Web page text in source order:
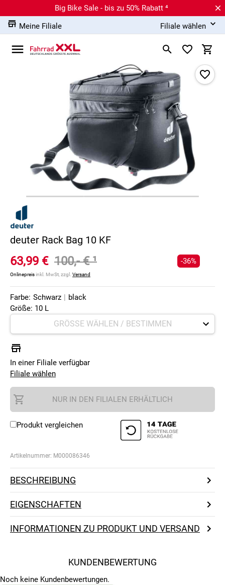
Big Bike Sale - bis zu 50% Rabatt ⁴
Meine Filiale
Filiale wählen
deuter Rack Bag 10 KF
63,99 € 100,- €¹
Onlinepreisinkl. MwSt, zzgl. Versand
-36%
Farbe: Schwarz | black
Größe: 10 L
In einer Filiale verfügbar
Filiale wählen
NUR IN DEN FILIALEN ERHÄLTLICH
Produkt vergleichen
Artikelnummer: M000086346
BESCHREIBUNG
EIGENSCHAFTEN
INFORMATIONEN ZU PRODUKT UND VERSAND
KUNDENBEWERTUNG
Noch keine Kundenbewertungen.